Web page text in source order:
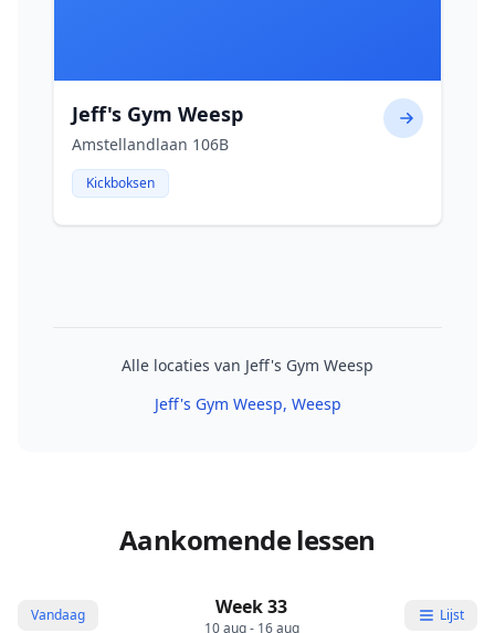
Jeff's Gym Weesp
Amstellandlaan 106B
Kickboksen
Alle locaties van Jeff's Gym Weesp
Jeff's Gym Weesp, Weesp
Aankomende lessen
Vandaag Week 33
10 aug - 16 aug
Lijst